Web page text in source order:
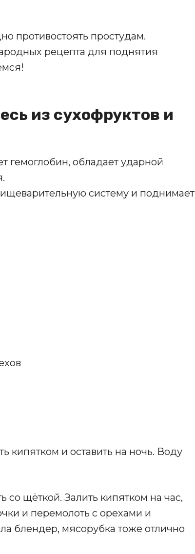
противостоять простудам.
рецепта для поднятия
из сухофруктов и
гемоглобин, обладает ударной
систему и поднимает
кипятком и оставить на ночь. Воду
щёткой. Залить кипятком на час,
и перемолоть с орехами и
блендер, мясорубка тоже отлично